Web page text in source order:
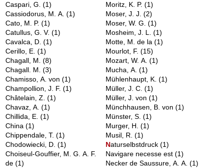
Caspari, G.(1)
Cassiodorus, M. A.(1)
Cato, M. P.(1)
Catullus, G. V.(1)
Cavalca, D.(1)
Cerillo, E.(1)
Chagall, M.(8)
Chagall. M.(3)
Chamisso, A. von(1)
Champollion, J. F.(1)
Châtelain, Z.(1)
Chavaz, A.(1)
Chillida, E.(1)
China(1)
Chippendale, T.(1)
Chodowiecki, D.(1)
Choiseul-Gouffier, M. G. A. F.
de(1)
Moritz, K. P.(1)
Moser, J. J.(2)
Moser, W. G.(1)
Mosheim, J. L.(1)
Motte, M. de la(1)
Mourlot, F.(15)
Mozart, W. A.(1)
Mucha, A.(1)
Mühlenhaupt, K.(1)
Müller, J. C.(1)
Müller, J. von(1)
Münchhausen, B. von(1)
Münster, S.(1)
Murger, H.(1)
Musil, R.(1)
Naturselbstdruck(1)
Navigare necesse est(1)
Necker de Saussure, A. A.(1)